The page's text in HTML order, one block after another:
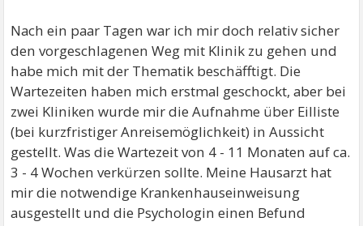
Nach ein paar Tagen war ich mir doch relativ sicher
den vorgeschlagenen Weg mit Klinik zu gehen und
habe mich mit der Thematik beschäfftigt. Die
Wartezeiten haben mich erstmal geschockt, aber bei
zwei Kliniken wurde mir die Aufnahme über Eilliste
(bei kurzfristiger Anreisemöglichkeit) in Aussicht
gestellt. Was die Wartezeit von 4 - 11 Monaten auf ca.
3 - 4 Wochen verkürzen sollte. Meine Hausarzt hat
mir die notwendige Krankenhauseinweisung
ausgestellt und die Psychologin einen Befund